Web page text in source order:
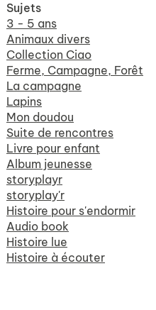
Sujets
3 - 5 ans
Animaux divers
Collection Ciao
Ferme, Campagne, Forêt
La campagne
Lapins
Mon doudou
Suite de rencontres
Livre pour enfant
Album jeunesse
storyplayr
storyplay'r
Histoire pour s'endormir
Audio book
Histoire lue
Histoire à écouter